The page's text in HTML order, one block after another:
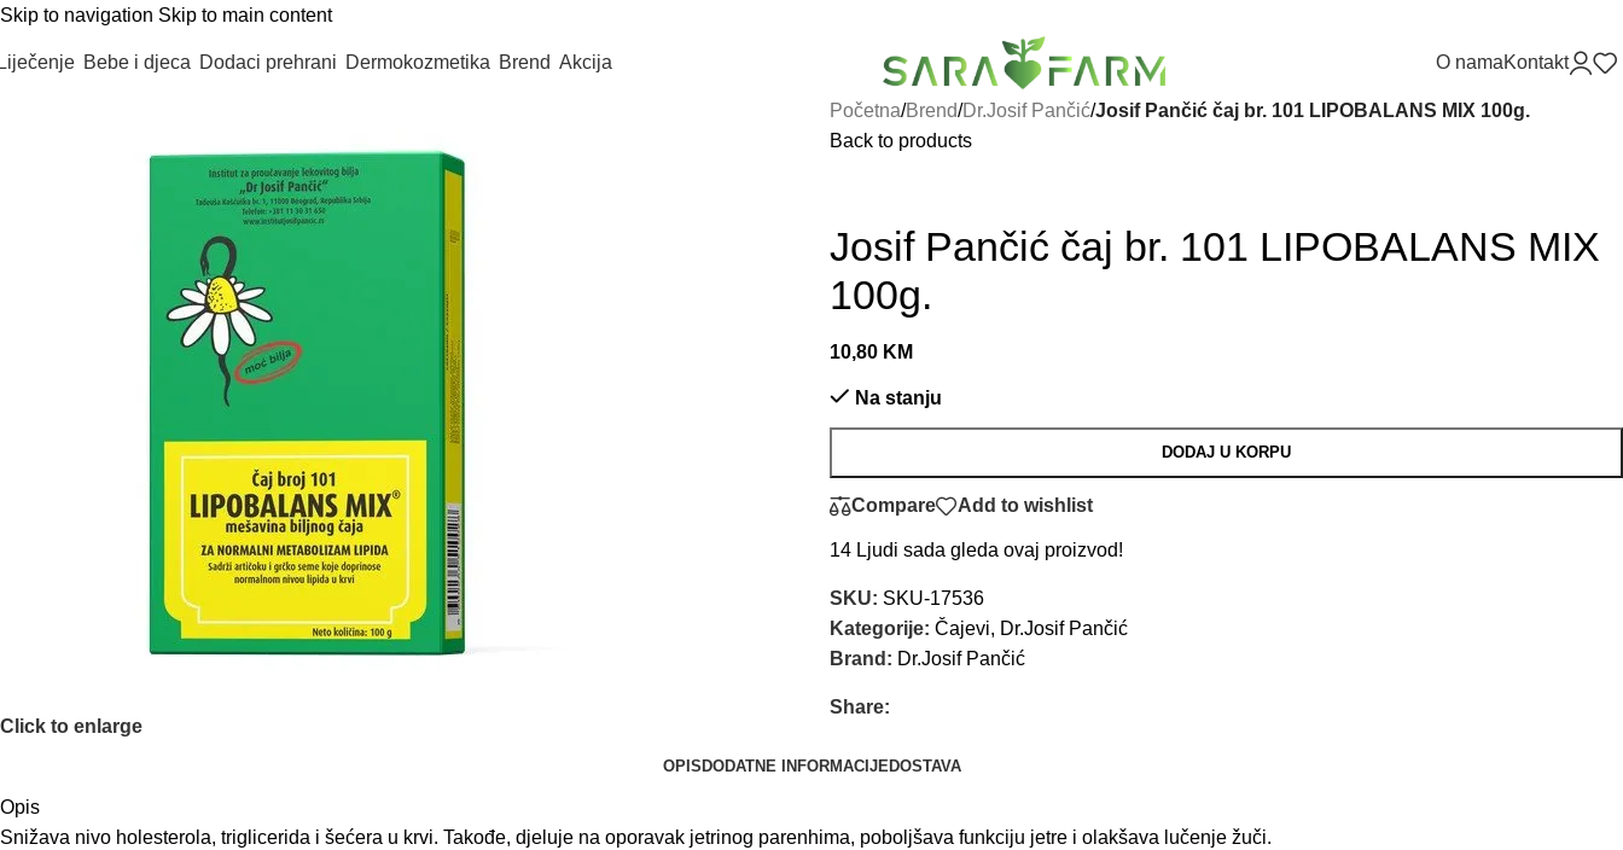
Skip to navigation Skip to main content
Bebe i djeca Dodaci prehrani Dermokozmetika Brend Akcija O namaKontakt
Click to enlarge
Početna/Brend/Dr.Josif Pančić/Josif Pančić čaj br. 101 LIPOBALANS MIX 100g.
Back to products
Josif Pančić čaj br. 101 LIPOBALANS MIX
100g.
10,80 KM
Na stanju
DODAJ U KORPU
Compare Add to wishlist
14 Ljudi sada gleda ovaj proizvod!
SKU: SKU-17536
Kategorije: Čajevi, Dr.Josif Pančić
Brand: Dr.Josif Pančić
Share:
OPISDODATNE INFORMACIJEDOSTAVA
Opis
Snižava nivo holesterola, triglicerida i šećera u krvi. Takođe, djeluje na oporavak jetrinog parenhima, poboljšava funkciju jetre i olakšava lučenje žuči.